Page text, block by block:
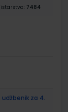
7484
za 4.